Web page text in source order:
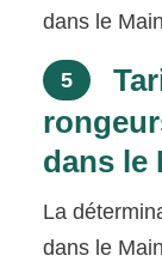
dans le
5
dans le
La
dans le